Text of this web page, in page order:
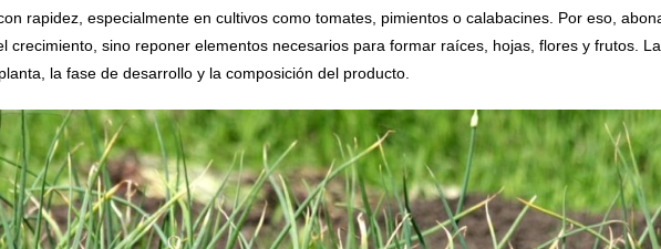
rapidez, especialmente en cultivos como tomates, pimientos o calabacines. Por eso,
crecimiento, sino reponer elementos necesarios para formar raíces, hojas, flores y frutos. La
la fase de desarrollo y la composición del producto.